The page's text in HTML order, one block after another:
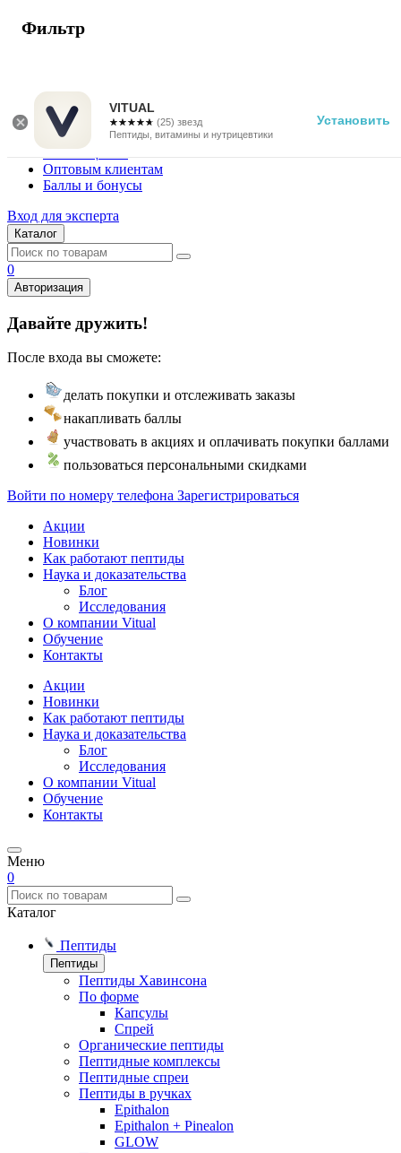
VITUAL
☆☆☆☆☆
★★★★★ (25) звезд
Пептиды, витамины и нутрицевтики
Установить
г. Москва
Vitual Peptide
+7 (800) 101-13-25
Специалистам
Поставщикам
Оптовым клиентам
Баллы и бонусы
Вход для эксперта
Каталог
0
Авторизация
Давайте дружить!
После входа вы сможете:
делать покупки и отслеживать заказы
накапливать баллы
участвовать в акциях и оплачивать покупки баллами
пользоваться персональными скидками
Войти по номеру телефона Зарегистрироваться
Акции
Новинки
Как работают пептиды
Наука и доказательства
Блог
Исследования
О компании Vitual
Обучение
Контакты
Акции
Новинки
Как работают пептиды
Наука и доказательства
Блог
Исследования
О компании Vitual
Обучение
Контакты
Меню
0
Каталог
Пептиды
Пептиды
Пептиды Хавинсона
По форме
Капсулы
Спрей
Органические пептиды
Пептидные комплексы
Пептидные спреи
Пептиды в ручках
Epithalon
Epithalon + Pinealon
GLOW
Фильтр